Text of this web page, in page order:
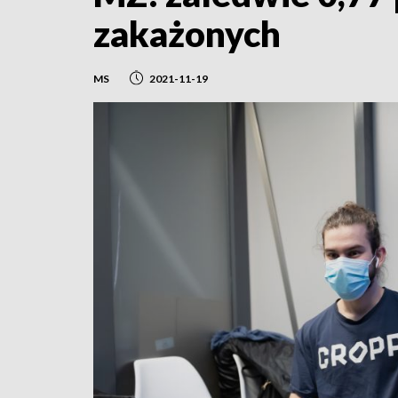
zakażonych
MS 2021-11-19